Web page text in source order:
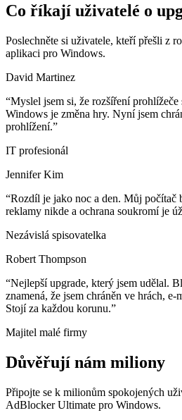
Co říkají uživatelé o
Poslechněte si uživatele, kteří přešli z
aplikaci pro Windows.
David Martinez
“Myslel jsem si, že rozšíření prohlížeče
Windows je změna hry. Nyní jsem
prohlížení.”
IT profesionál
Jennifer Kim
“Rozdíl je jako noc a den. Můj počítač
reklamy nikde a ochrana soukromí je
Nezávislá spisovatelka
Robert Thompson
“Nejlepší upgrade, který jsem udělal.
znamená, že jsem chráněn ve hrách,
Stojí za každou korunu.”
Majitel malé firmy
Důvěřují nám miliony
Připojte se k milionům spokojených
AdBlocker Ultimate pro Windows.